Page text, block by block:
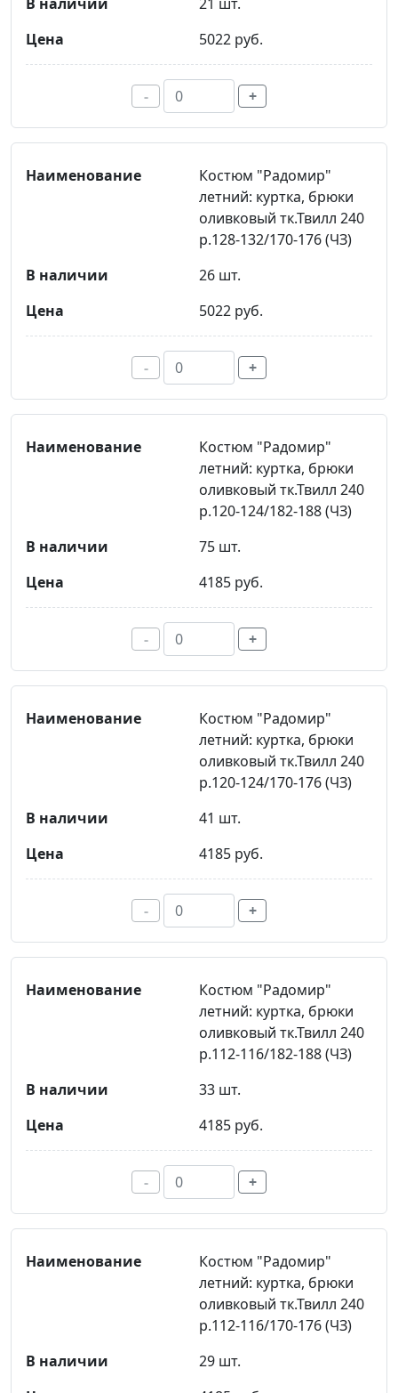
5022 руб.
- +
Костюм "Радомир"
летний: куртка, брюки
оливковый тк.Твилл 240
р.128-132/170-176 (ЧЗ)
26 шт.
5022 руб.
- +
Костюм "Радомир"
летний: куртка, брюки
оливковый тк.Твилл 240
р.120-124/182-188 (ЧЗ)
75 шт.
4185 руб.
- +
Костюм "Радомир"
летний: куртка, брюки
оливковый тк.Твилл 240
р.120-124/170-176 (ЧЗ)
41 шт.
4185 руб.
- +
Костюм "Радомир"
летний: куртка, брюки
оливковый тк.Твилл 240
р.112-116/182-188 (ЧЗ)
33 шт.
4185 руб.
- +
Костюм "Радомир"
летний: куртка, брюки
оливковый тк.Твилл 240
р.112-116/170-176 (ЧЗ)
29 шт.